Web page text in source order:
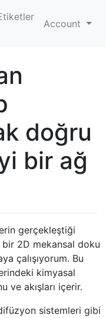
Account
doğru
bir ağ
gerçekleştiği
2D mekansal doku
çalışıyorum. Bu
kimyasal
ve akışları içerir.
sistemleri gibi